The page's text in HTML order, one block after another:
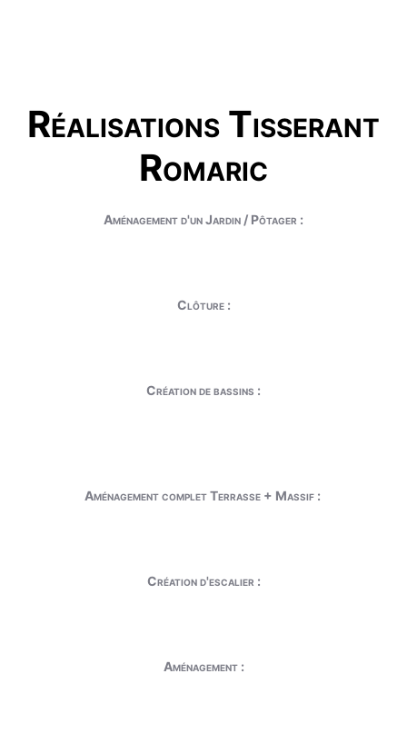
Réalisations Tisserant
Romaric
Aménagement d'un Jardin / Pôtager :
Clôture :
Création de bassins :
Aménagement complet Terrasse + Massif :
Création d'escalier :
Aménagement :